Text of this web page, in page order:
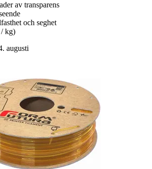
av transparens
och seghet
kg)
augusti